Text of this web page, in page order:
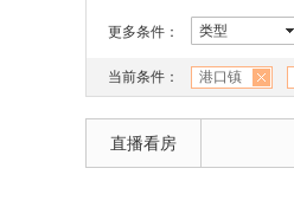
更多条件： 类型
当前条件： 港口镇
直播看房